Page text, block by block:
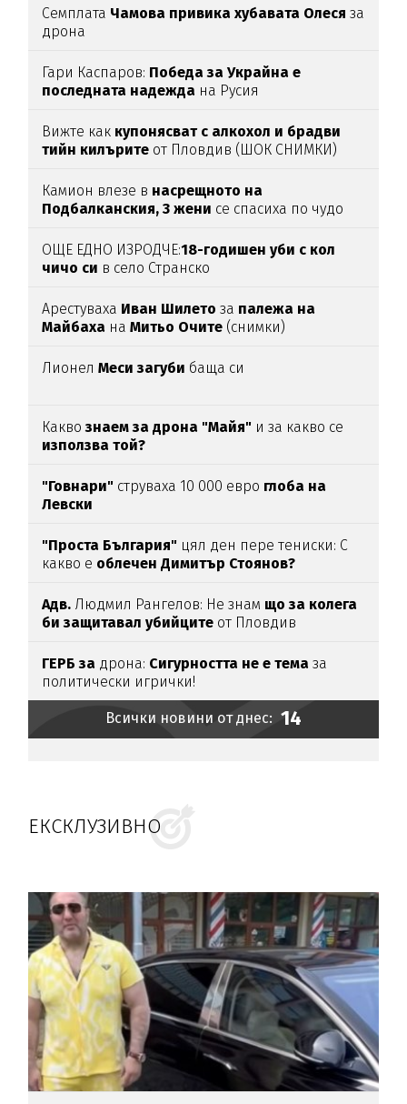
Семплата Чамова привика хубавата Олеся за
дрона
Гари Каспаров: Победа за Украйна е
последната надежда на Русия
Вижте как купонясват с алкохол и брадви
тийн килърите от Пловдив (ШОК СНИМКИ)
Камион влезе в насрещното на
Подбалканския, 3 жени се спасиха по чудо
ОЩЕ ЕДНО ИЗРОДЧЕ:18-годишен уби с кол
чичо си в село Странско
Арестуваха Иван Шилетоза палежа на
Майбаха наМитьо Очите (снимки)
Лионел Меси загуби баща си
Каквознаем за дрона "Майя" и за какво се
използва той?
"Говнари" струваха 10 000 евро глоба на
Левски
"Проста България" цял ден пере тениски: С
какво е облечен Димитър Стоянов?
Адв. Людмил Рангелов: Не знам що за колега
би защитавал убийците от Пловдив
ГЕРБ за дрона: Сигурността не е темаза
политически игрички!
Всички новини от днес: 14
ЕКСКЛУЗИВНО